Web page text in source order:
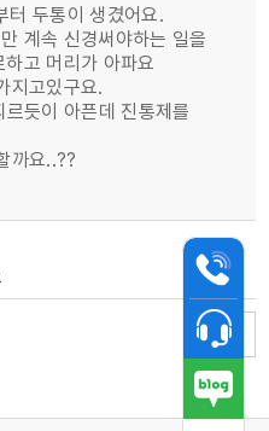
터 두통이 생겼어요.
계속 신경써야하는 일을
고 머리가 아파요
지고있구요.
듯이 아픈데 진통제를
까요..??
목록